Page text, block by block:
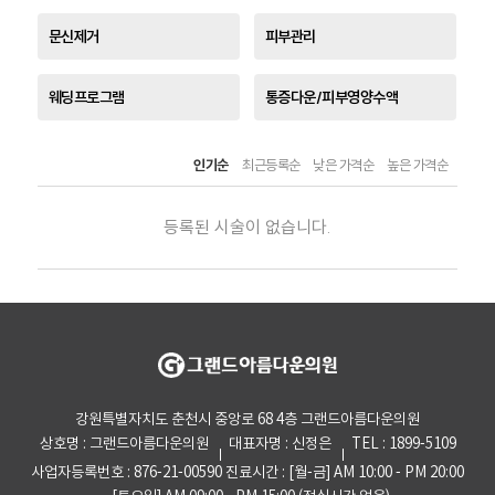
문신제거 피부관리
웨딩프로그램 통증다운/피부영양수액
인기순 최근등록순 낮은 가격순 높은 가격순
등록된 시술이 없습니다.
강원특별자치도 춘천시 중앙로 68 4층 그랜드아름다운의원
상호명 : 그랜드아름다운의원
대표자명 : 신정은
TEL : 1899-5109
사업자등록번호 : 876-21-00590 진료시간 : [월-금] AM 10:00 - PM 20:00